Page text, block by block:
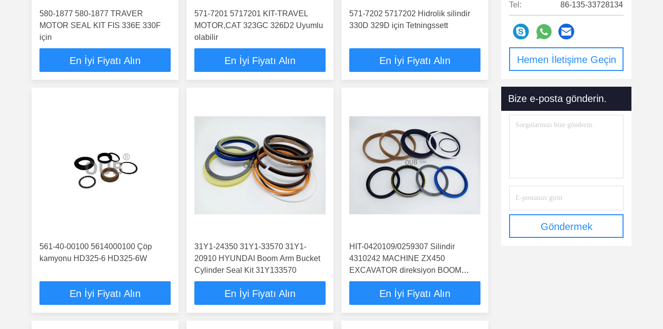
580-1877 580-1877 TRAVER
MOTOR SEAL KIT FIS 336E 330F
için
En İyi Fiyatı Alın
571-7201 5717201 KIT-TRAVEL
MOTOR,CAT 323GC 326D2 Uyumlu
olabilir
En İyi Fiyatı Alın
571-7202 5717202 Hidrolik silindir
330D 329D için Tetningssett
En İyi Fiyatı Alın
561-40-00100 5614000100 Çöp
kamyonu HD325-6 HD325-6W
En İyi Fiyatı Alın
31Y1-24350 31Y1-33570 31Y1-
20910 HYUNDAI Boom Arm Bucket
Cylinder Seal Kit 31Y133570
En İyi Fiyatı Alın
HIT-0420109/0259307 Silindir
4310242 MACHINE ZX450
EXCAVATOR direksiyon BOOM
ARM BUCKER SEAL KITS
HYDRAULIK SILINDER
En İyi Fiyatı Alın
Tel: 86-135-33728134
Hemen İletişime Geçin
Bize e-posta gönderin.
Göndermek